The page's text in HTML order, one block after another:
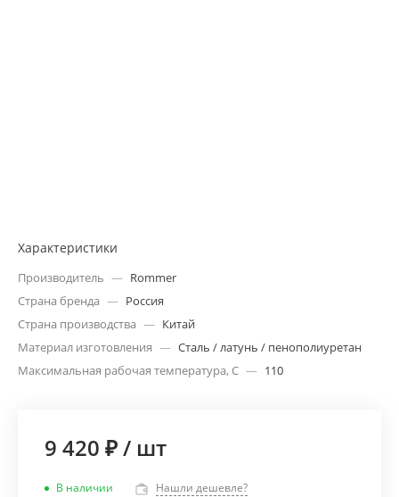
Характеристики
Производитель — Rommer
Страна бренда — Россия
Страна производства — Китай
Материал изготовления — Сталь / латунь / пенополиуретан
Максимальная рабочая температура, С — 110
9 420 ₽/ шт
В наличии Нашли дешевле?